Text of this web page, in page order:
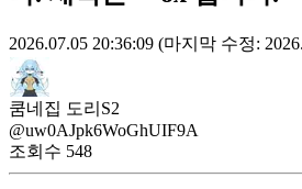
2026.07.05 20:36:09 (마지막 수정:
쿰네집 도리S2
@uw0AJpk6WoGhUIF9A
조회수 548